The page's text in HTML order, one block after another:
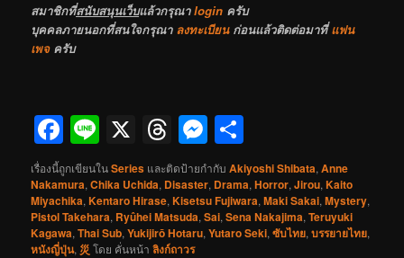
สมาชิกที่สนับสนุนเว็บแล้วกรุณาlogin ครับ
บุคคลภายนอกที่สนใจกรุณา ลงทะเบียนก่อนแล้วติดต่อมาที่แฟน
เพจครับ
Facebook
Line
X Threads
Messenger
เรื่องนี้ถูกเขียนในSeries และติดป้ายกำกับAkiyoshi Shibata,Anne
Nakamura,Chika Uchida, Disaster, Drama,Horror,Jirou,Kaito
Miyachika,Kentaro Hirase,Kisetsu Fujiwara,Maki Sakai,Mystery,
Pistol Takehara, Ryûhei Matsuda,Sai,Sena Nakajima,Teruyuki
Kagawa,Thai Sub,Yukijirō Hotaru,Yutaro Seki,ซับไทย,บรรยายไทย,
หนังญี่ปุ่น, 災 โดย คั่นหน้าลิงก์ถาวร